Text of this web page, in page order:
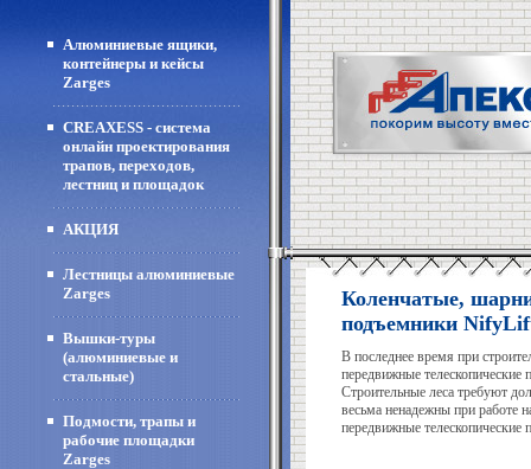
Алюминиевые ящики,
контейнеры и кейсы
Zarges
CREAXESS - система
онлайн проектирования
трапов, переходов,
лестниц и площадок
АКЦИЯ
Лестницы алюминиевые
Zarges
Вышки-туры
(алюминиевые и
стальные)
Подмости, трапы и
рабочие площадки
Zarges
Коленчатые,
подъемники
В последнее время при
передвижные
Строительные леса требуют
весьма ненадежны при работе
передвижные